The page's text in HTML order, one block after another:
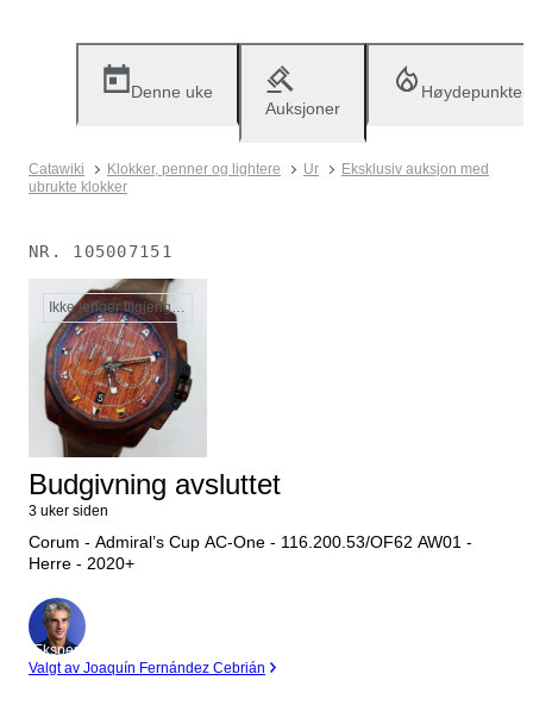
Denne uke
Auksjoner
Høydepunkter
Catawiki Klokker, penner og lightere Ur
Eksklusiv auksjon med
ubrukte klokker
NR. 105007151
Ikke lenger tilgjengelig
Budgivning avsluttet
3 uker siden
Corum - Admiral’s Cup AC-One - 116.200.53/OF62 AW01 -
Herre - 2020+
Ekspert
Valgt av Joaquín Fernández Cebrián